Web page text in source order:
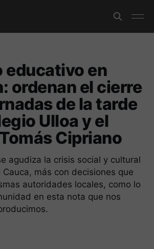
educativo en
ordenan el cierre
de la tarde
Ulloa y el
Cipriano
agudiza la crisis social y cultural
más con decisiones que
autoridades locales, como lo
en esta nota que nos